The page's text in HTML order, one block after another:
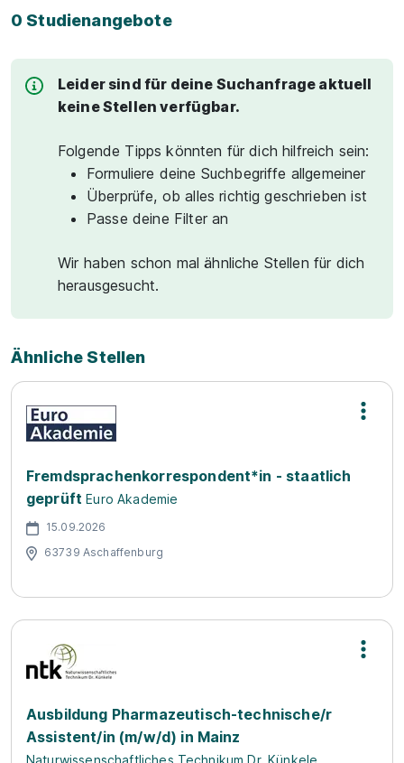
0 Studienangebote
Leider sind für deine Suchanfrage aktuell
keine Stellen verfügbar.
Folgende Tipps könnten für dich hilfreich sein:
Formuliere deine Suchbegriffe allgemeiner
Überprüfe, ob alles richtig geschrieben ist
Passe deine Filter an
Wir haben schon mal ähnliche Stellen für dich
herausgesucht.
Ähnliche Stellen
Fremdsprachenkorrespondent*in - staatlich
geprüft Euro Akademie
15.09.2026
63739 Aschaffenburg
Ausbildung Pharmazeutisch-technische/r
Assistent/in (m/w/d) in Mainz
Naturwissenschaftliches Technikum Dr. Künkele